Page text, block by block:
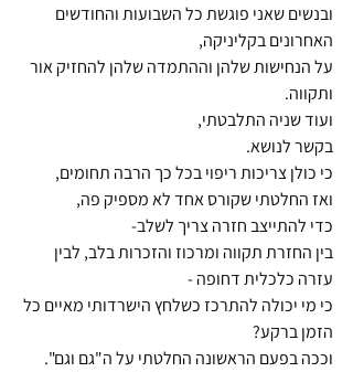
ובנשים שאני פוגשת כל השבועות והחודשים
האחרונים בקליניקה,
על הנחישות שלהן וההתמדה שלהן להחזיק אור
ותקווה.
ועוד שניה התלבטתי,
בקשר לנושא.
כי כולן צריכות ריפוי בכל כך הרבה תחומים,
ואז החלטתי שקורס אחד לא מספיק פה,
כדי להתייצב חזרה צריך לשלב-
בין החזרת תקווה ומרכוז והזכרות בלב, לבין
עזרה כלכלית דחופה -
כי מי יכולה להתרכז כשלחץ הישרדותי מאיים כל
הזמן ברקע?
וככה בפעם הראשונה החלטתי על ה"גם וגם".